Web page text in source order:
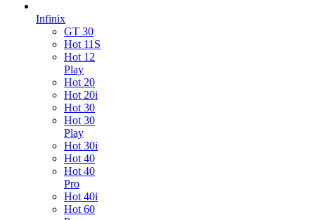
Infinix
GT 30
Hot 11S
Hot 12
Play
Hot 20
Hot 20i
Hot 30
Hot 30
Play
Hot 30i
Hot 40
Hot 40
Pro
Hot 40i
Hot 60